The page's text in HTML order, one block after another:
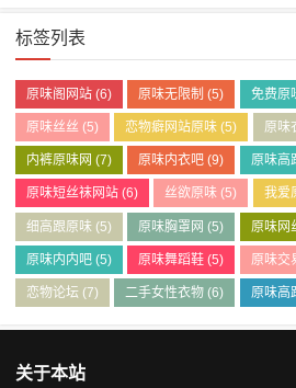
标签列表
原味阁网站 (6) 原味无限制 (5) 免费原
原味丝丝 (5) 恋物癖网站原味 (5) 原味
内裤原味网 (7) 原味内衣吧 (9) 原味高
原味短丝袜网站 (6) 丝欲原味 (5) 我爱
细高跟原味 (5) 原味胸罩网 (5) 原味网
原味内内吧 (5) 原味舞蹈鞋 (5) 原味交
恋物论坛 (7) 二手女性衣物 (6) 原味高
关于本站